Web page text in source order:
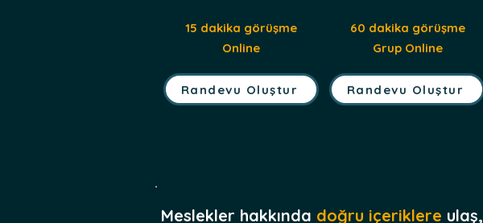
15 dakika görüşme
Online
Randevu Oluştur
60 dakika görüşme
Grup Online
Randevu Oluştur
Meslekler hakkında doğru içeriklere ulaş,